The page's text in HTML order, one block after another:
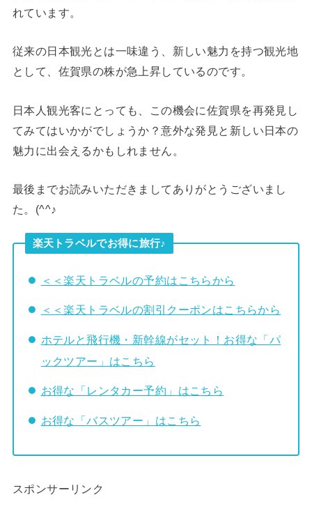
れています。
従来の日本観光とは一味違う、新しい魅力を持つ観光地
として、佐賀県の株が急上昇しているのです。
日本人観光客にとっても、この機会に佐賀県を再発見し
てみてはいかがでしょうか？意外な発見と新しい日本の
魅力に出会えるかもしれません。
最後までお読みいただきましてありがとうございまし
た。(^^♪
楽天トラベルでお得に旅行♪
＜＜楽天トラベルの予約はこちらから
＜＜楽天トラベルの割引クーポンはこちらから
ホテルと飛行機・新幹線がセット！お得な「パ
ックツアー」はこちら
お得な「レンタカー予約」はこちら
お得な「バスツアー」はこちら
スポンサーリンク